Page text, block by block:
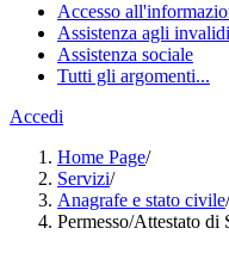
Accesso
Assistenza agli invalidi
Assistenza sociale
Tutti gli argomenti...
Accedi
Home Page/
Servizi/
Anagrafe e stato civile/
Permesso/Attestato di